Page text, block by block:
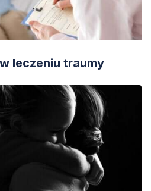
leczeniu traumy